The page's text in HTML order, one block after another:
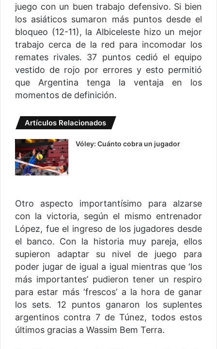
juego con un buen trabajo defensivo. Si bien
los asiáticos sumaron más puntos desde el
bloqueo (12-11), la Albiceleste hizo un mejor
trabajo cerca de la red para incomodar los
remates rivales. 37 puntos cedió el equipo
vestido de rojo por errores y esto permitió
que Argentina tenga la ventaja en los
momentos de definición.
Artículos Relacionados
Vóley: Cuánto cobra un jugador
Otro aspecto importantísimo para alzarse
con la victoria, según el mismo entrenador
López, fue el ingreso de los jugadores desde
el banco. Con la historia muy pareja, ellos
supieron adaptar su nivel de juego para
poder jugar de igual a igual mientras que ‘los
más importantes’ pudieron tener un respiro
para estar más ‘frescos’ a la hora de ganar
los sets. 12 puntos ganaron los suplentes
argentinos contra 7 de Túnez, todos estos
últimos gracias a Wassim Bem Terra.